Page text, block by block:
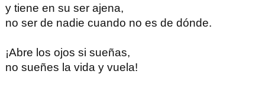
y tiene en su ser ajena,
no ser de nadie cuando no es de dónde.
¡Abre los ojos si sueñas,
no sueñes la vida y vuela!